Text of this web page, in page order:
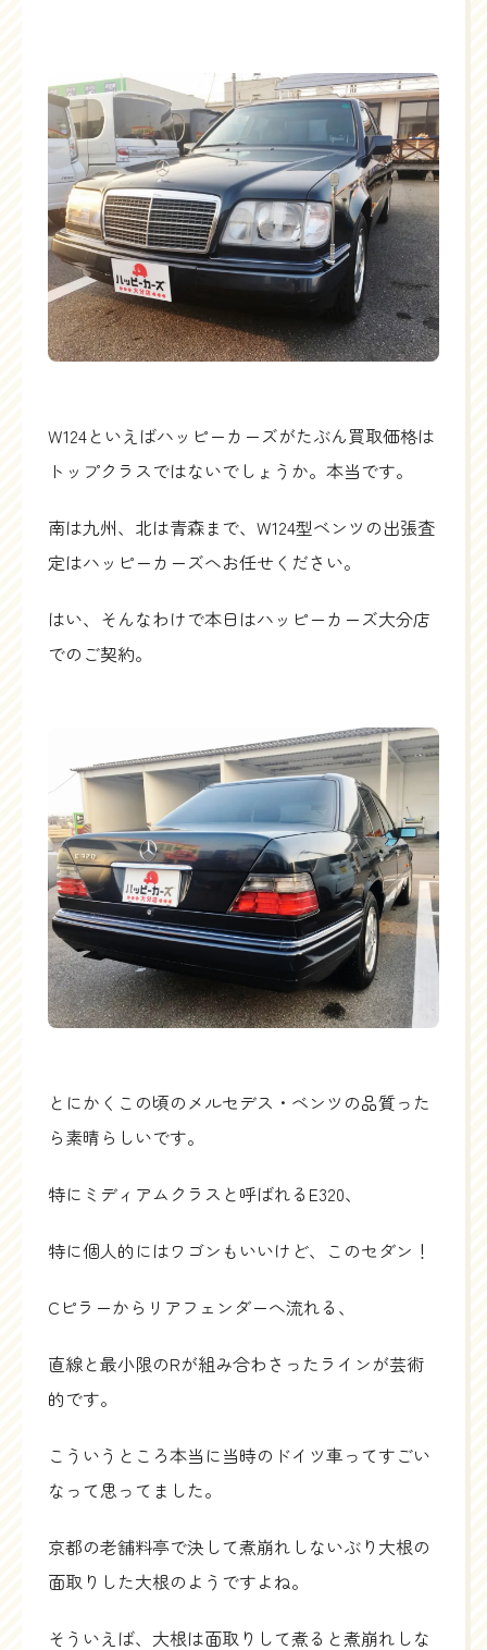
W124といえばハッピーカーズがたぶん買取価格は
トップクラスではないでしょうか。本当です。
南は九州、北は青森まで、W124型ベンツの出張査
定はハッピーカーズへお任せください。
はい、そんなわけで本日はハッピーカーズ大分店
でのご契約。
とにかくこの頃のメルセデス・ベンツの品質った
ら素晴らしいです。
特にミディアムクラスと呼ばれるE320、
特に個人的にはワゴンもいいけど、このセダン！
Cピラーからリアフェンダーへ流れる、
直線と最小限のRが組み合わさったラインが芸術
的です。
こういうところ本当に当時のドイツ車ってすごい
なって思ってました。
京都の老舗料亭で決して煮崩れしないぶり大根の
面取りした大根のようですよね。
そういえば、大根は面取りして煮ると煮崩れしな